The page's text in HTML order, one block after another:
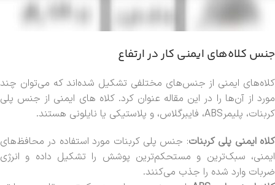
جنس کلاه‌های ایمنی کار در ارتفاع
کلاه‌های ایمنی از جنس‌های مختلفی تشکیل شده‌اند که می‌توان چند
مورد از آن‌ها را در این مقاله عنوان کرد. کلاه های ایمنی از جنس پلی
کربنات، پلیمرABS، فایبرگلاس، و پلاستیکی یا نایلونی هستند.
کلاه ایمنی پلی کربنات: جنس پلی کربنات مورد استفاده در محافظ‌های
ایمنی، سبک‌ترین و مستحکم‌ترین پوشش را تشکیل داده و انرژی
ضربات وارد شده را جذب می‌کنند.